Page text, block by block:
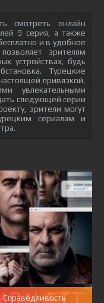
смотреть онлайн
9 серия, а также
и в удобное
зрителям
устройствах, будь
Турецкие
привязкой,
увлекательными
следующей серии
зрители могут
сериалам и
Справедливость